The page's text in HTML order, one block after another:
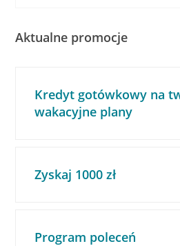
Aktualne promocje
Kredyt gotówkowy na
wakacyjne plany
Zyskaj 1000 zł
Program poleceń